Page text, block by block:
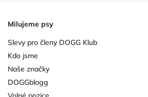
Milujeme psy
Slevy pro členy DOGG Klub
Kdo jsme
Naše značky
DOGGblogg